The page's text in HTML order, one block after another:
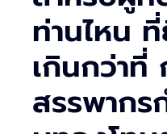
ท่านไหน
เกินกว่าที่
สรรพากร